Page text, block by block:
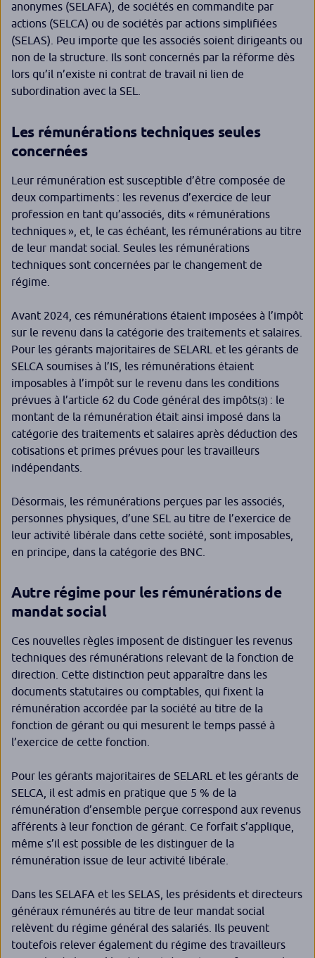
anonymes (SELAFA), de sociétés en commandite par
actions (SELCA) ou de sociétés par actions simplifiées
(SELAS). Peu importe que les associés soient dirigeants ou
non de la structure. Ils sont concernés par la réforme dès
lors qu’il n’existe ni contrat de travail ni lien de
subordination avec la SEL.
Les rémunérations techniques seules
concernées
Leur rémunération est susceptible d’être composée de
deux compartiments : les revenus d’exercice de leur
profession en tant qu’associés, dits « rémunérations
techniques », et, le cas échéant, les rémunérations au titre
de leur mandat social. Seules les rémunérations
techniques sont concernées par le changement de
régime.
Avant 2024, ces rémunérations étaient imposées à l’impôt
sur le revenu dans la catégorie des traitements et salaires.
Pour les gérants majoritaires de SELARL et les gérants de
SELCA soumises à l’IS, les rémunérations étaient
imposables à l’impôt sur le revenu dans les conditions
prévues à l’article 62 du Code général des impôts(3) : le
montant de la rémunération était ainsi imposé dans la
catégorie des traitements et salaires après déduction des
cotisations et primes prévues pour les travailleurs
indépendants.
Désormais, les rémunérations perçues par les associés,
personnes physiques, d’une SEL au titre de l’exercice de
leur activité libérale dans cette société, sont imposables,
en principe, dans la catégorie des BNC.
Autre régime pour les rémunérations de
mandat social
Ces nouvelles règles imposent de distinguer les revenus
techniques des rémunérations relevant de la fonction de
direction. Cette distinction peut apparaître dans les
documents statutaires ou comptables, qui fixent la
rémunération accordée par la société au titre de la
fonction de gérant ou qui mesurent le temps passé à
l’exercice de cette fonction.
Pour les gérants majoritaires de SELARL et les gérants de
SELCA, il est admis en pratique que 5 % de la
rémunération d’ensemble perçue correspond aux revenus
afférents à leur fonction de gérant. Ce forfait s’applique,
même s’il est possible de les distinguer de la
rémunération issue de leur activité libérale.
Dans les SELAFA et les SELAS, les présidents et directeurs
généraux rémunérés au titre de leur mandat social
relèvent du régime général des salariés. Ils peuvent
toutefois relever également du régime des travailleurs